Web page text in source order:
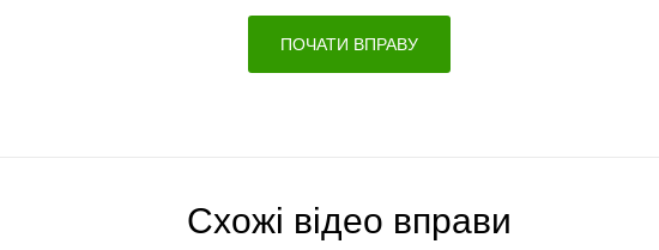
ПОЧАТИ ВПРАВУ
Схожі відео вправи